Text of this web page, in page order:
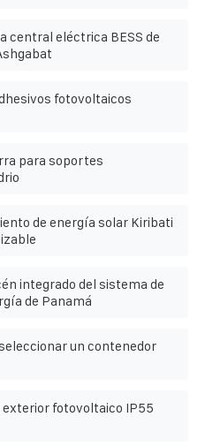
central eléctrica BESS de
fotovoltaicos
para soportes
de energía solar Kiribati
integrado del sistema de
de Panamá
un contenedor
exterior fotovoltaico IP55